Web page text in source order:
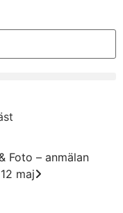
Foto – anmälan
maj